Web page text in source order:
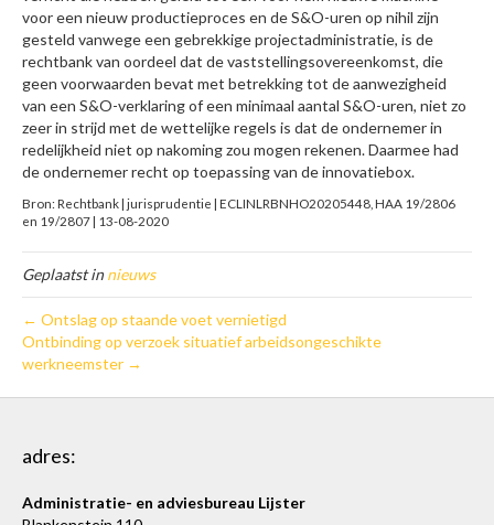
voor een nieuw productieproces en de S&O-uren op nihil zijn
gesteld vanwege een gebrekkige projectadministratie, is de
rechtbank van oordeel dat de vaststellingsovereenkomst, die
geen voorwaarden bevat met betrekking tot de aanwezigheid
van een S&O-verklaring of een minimaal aantal S&O-uren, niet zo
zeer in strijd met de wettelijke regels is dat de ondernemer in
redelijkheid niet op nakoming zou mogen rekenen. Daarmee had
de ondernemer recht op toepassing van de innovatiebox.
Bron: Rechtbank | jurisprudentie | ECLINLRBNHO20205448, HAA 19/2806
en 19/2807 | 13-08-2020
Geplaatst innieuws
← Ontslag op staande voet vernietigd
Ontbinding op verzoek situatief arbeidsongeschikte
werkneemster →
adres:
Administratie- en adviesbureau Lijster